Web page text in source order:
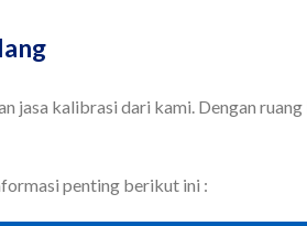
jasa kalibrasi dari kami. Dengan
penting berikut ini :